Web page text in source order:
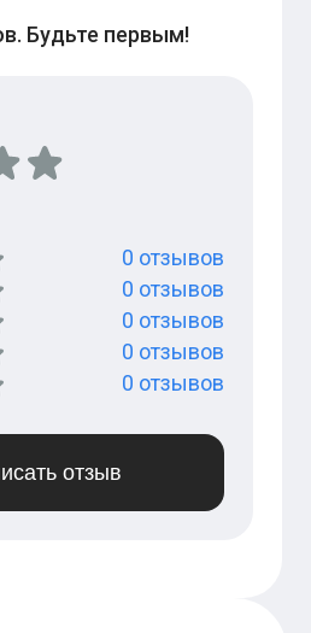
Будьте первым!
0 отзывов
0 отзывов
0 отзывов
0 отзывов
0 отзывов
отзыв